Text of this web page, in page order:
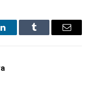
LinkedInTumblr Email